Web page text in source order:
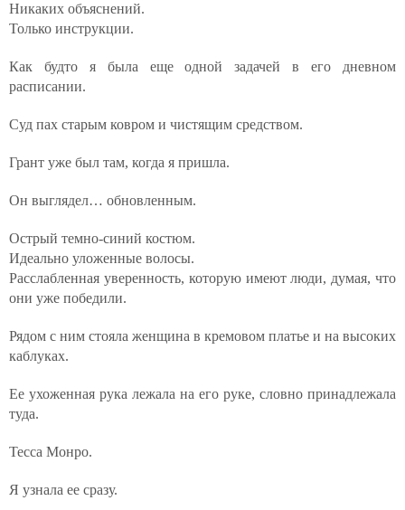
Никаких объяснений.
Только инструкции.
Как будто я была еще одной задачей в его дневном
расписании.
Суд пах старым ковром и чистящим средством.
Грант уже был там, когда я пришла.
Он выглядел… обновленным.
Острый темно-синий костюм.
Идеально уложенные волосы.
Расслабленная уверенность, которую имеют люди, думая, что
они уже победили.
Рядом с ним стояла женщина в кремовом платье и на высоких
каблуках.
Ее ухоженная рука лежала на его руке, словно принадлежала
туда.
Тесса Монро.
Я узнала ее сразу.